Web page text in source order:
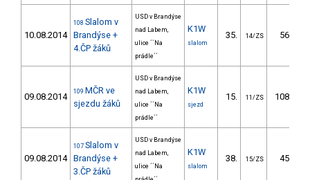
10.08.2014
108 Slalom v
Brandýse +
4.ČP žáků
USD v Brandýse
nad Labem,
ulice ´´Na
prádle´´
K1W
slalom
35. 14/ZS 56.36
09.08.2014 109 MČR ve
sjezdu žáků
USD v Brandýse
nad Labem,
ulice ´´Na
prádle´´
K1W
sjezd
15. 11/ZS 108.00
09.08.2014
107 Slalom v
Brandýse +
3.ČP žáků
USD v Brandýse
nad Labem,
ulice ´´Na
K1W
slalom
38. 15/ZS 45.37